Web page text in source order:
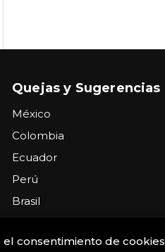
el consentimiento de cookies
Quejas y Sugerencias
México
Colombia
Ecuador
Perú
Brasil
USA